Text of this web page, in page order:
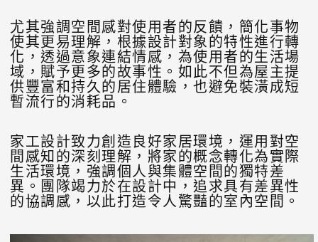
尤其強調空間感對使用者的反饋，簡化事物
使其更易理解，根據設計對象的特性進行轉
化，透過意象連結情感，為使用者的生活場
域，賦予更多的故事性。如此不但為屋主提
供豐富和持久的居住體驗，也避免裝潢成短
暫流行的消耗品。
家工設計致力創造良好家居環境，運用對空
間感知的深刻理解，將家的概念轉化為實際
生活環境，強調個人與集體空間的獨特差
異。團隊竭力於在設計中，追求具有差異性
的協調感，以此打造令人驚豔的室內空間。